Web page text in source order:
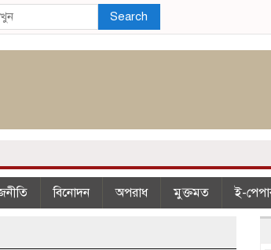
Search
বিনোদন অপরাধ মুক্তমত ই-